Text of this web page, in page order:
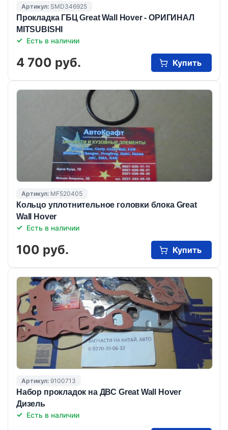
Артикул: SMD346925
Прокладка ГБЦ Great Wall Hover - ОРИГИНАЛ
MITSUBISHI
Есть в наличии
4 700 руб. Купить
Артикул: MF520405
Кольцо уплотнительное головки блока Great
Wall Hover
Есть в наличии
100 руб. Купить
Артикул: 9100713
Набор прокладок на ДВС Great Wall Hover
Дизель
Есть в наличии